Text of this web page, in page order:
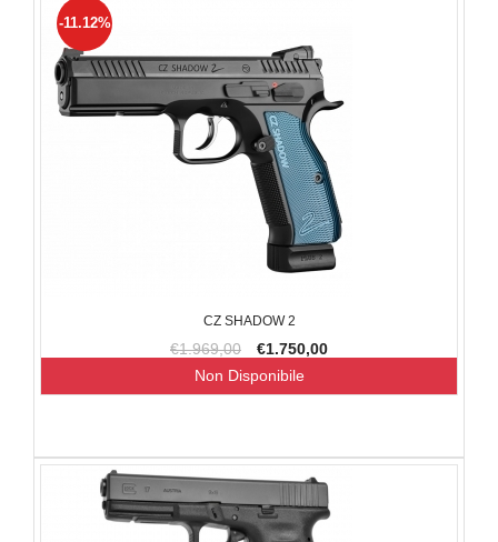
CZ SHADOW 2
€1.969,00 €1.750,00
-11.12%
Non Disponibile